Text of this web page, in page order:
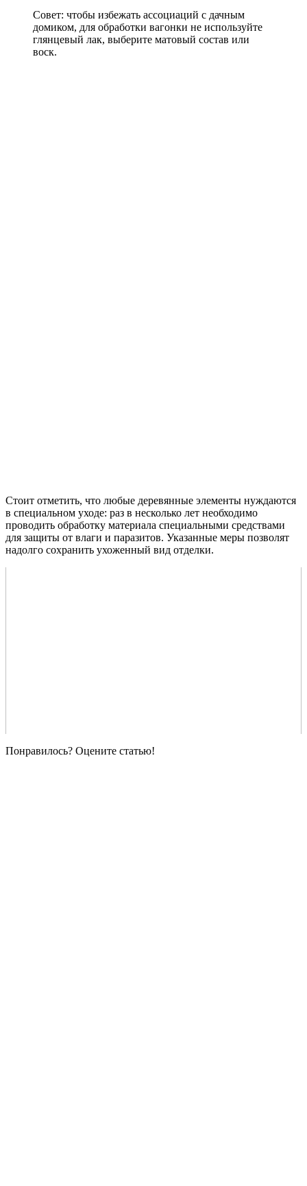
Совет: чтобы избежать ассоциаций с дачным
домиком, для обработки вагонки не используйте
глянцевый лак, выберите матовый состав или
воск.
Стоит отметить, что любые деревянные элементы нуждаются
в специальном уходе: раз в несколько лет необходимо
проводить обработку материала специальными средствами
для защиты от влаги и паразитов. Указанные меры позволят
надолго сохранить ухоженный вид отделки.
Понравилось? Оцените статью!